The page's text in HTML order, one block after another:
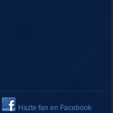
Hazte fan en Facebook